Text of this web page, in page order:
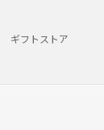
ギフトストア